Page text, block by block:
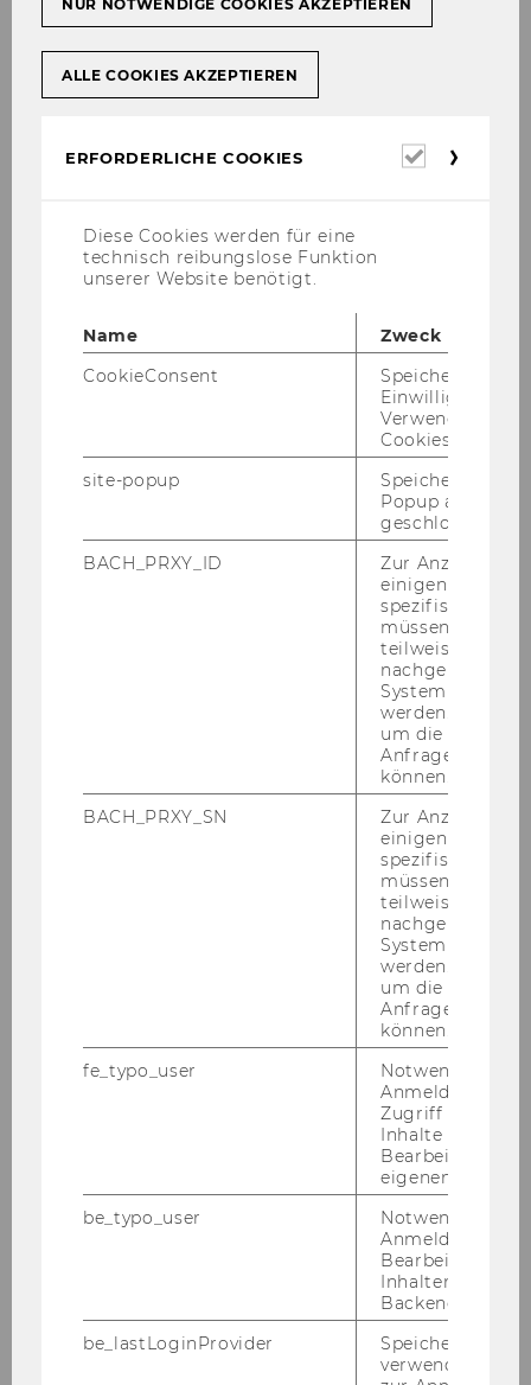
NUR NOTWENDIGE COOKIES AKZEPTIEREN
ALLE COOKIES AKZEPTIEREN
ERFORDERLICHE COOKIES
Diese Cookies werden für eine
technisch reibungslose Funktion
unserer Website benötigt.
Name
Zweck
CookieConsent
Speichert Ihre
Einwilligung zur
Verwendung von
Cookies.
site-popup
Speichert ob ein
Popup
geschlossen
BACH_PRXY_ID
Zur Anzeige von
einigen WU-
spezifischen
müssen
teilweise von
nachgelagerten
System
werden.
um die Antwort
Anfrage
können.
BACH_PRXY_SN
Zur Anzeige von
einigen WU-
spezifischen
müssen
teilweise von
nachgelagerten
System
werden.
um die Antwort
Anfrage
können.
fe_typo_user
Notwendig für
Anmeldung und
Zugriff auf
Inhalte oder zur
Bearbeitung des
eigenen Profils.
be_typo_user
Notwendig für
Anmeldung und
Bearbeitung von
Inhalten im
Backend.
be_lastLoginProvider
Speichert die
verwendete